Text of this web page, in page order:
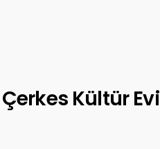
Çerkes Kültür Evi